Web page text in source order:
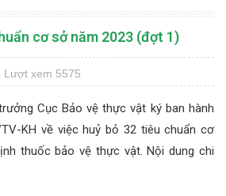
cơ sở năm 2023 (đợt 1)
Lượt xem 5575
Cục Bảo vệ thực vật ký ban hành
KH về việc huỷ bỏ 32 tiêu chuẩn cơ
thuốc bảo vệ thực vật. Nội dung chi